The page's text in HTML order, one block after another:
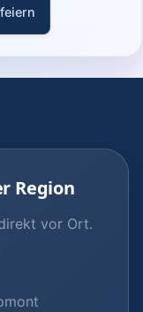
Region
vor Ort.